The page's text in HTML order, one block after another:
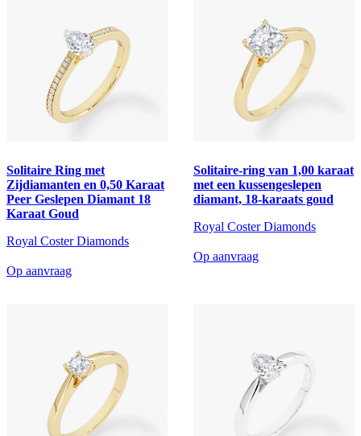
Solitaire Ring met
Zijdiamanten en 0,50 Karaat
Peer Geslepen Diamant 18
Karaat Goud
Royal Coster Diamonds
Op aanvraag
Solitaire-ring van 1,00 karaat
met een kussengeslepen
diamant, 18-karaats goud
Royal Coster Diamonds
Op aanvraag